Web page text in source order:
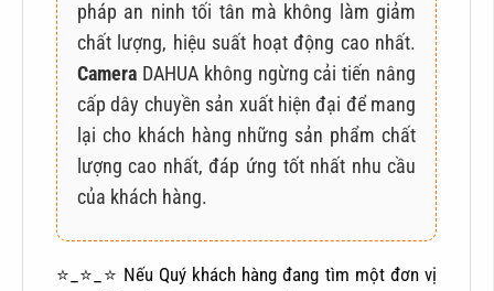
pháp an ninh tối tân mà không làm giảm
chất lượng, hiệu suất hoạt động cao nhất.
Camera DAHUA không ngừng cải tiến nâng
cấp dây chuyền sản xuất hiện đại để mang
lại cho khách hàng những sản phẩm chất
lượng cao nhất, đáp ứng tốt nhất nhu cầu
của khách hàng.
⭐_⭐_⭐ Nếu Quý khách hàng đang tìm một đơn vị